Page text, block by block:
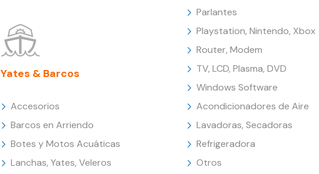
Yates & Barcos
Accesorios
Barcos en Arriendo
Botes y Motos Acuáticas
Lanchas, Yates, Veleros
Parlantes
Playstation, Nintendo, Xbox
Router, Modem
TV, LCD, Plasma, DVD
Windows Software
Acondicionadores de Aire
Lavadoras, Secadoras
Refrigeradora
Otros